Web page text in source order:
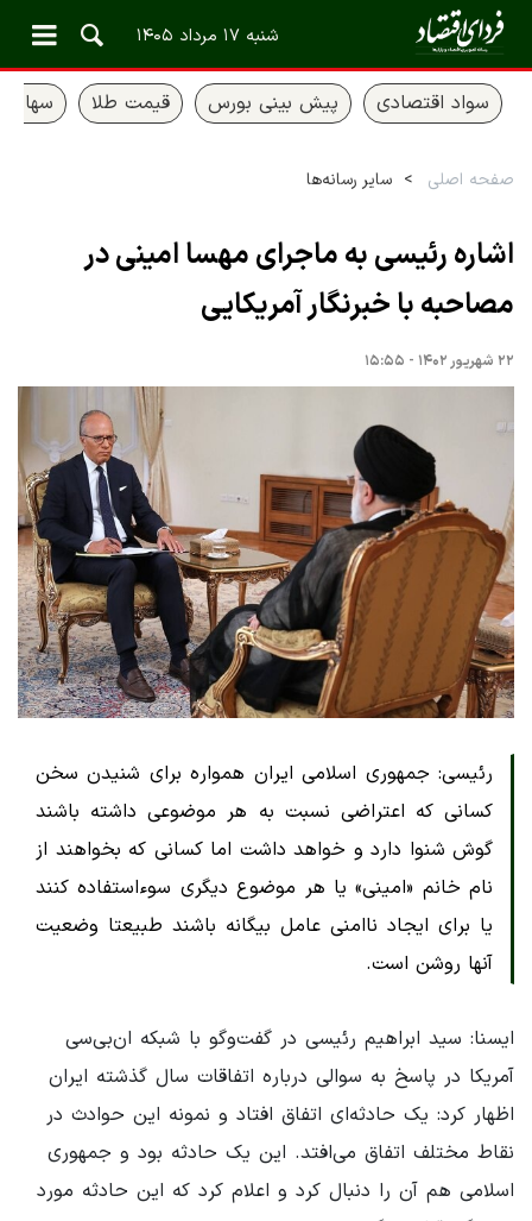
شنبه ۱۷ مرداد ۱۴۰۵
سواد اقتصادی پیش بینی بورس قیمت طلا سهام
صفحه اصلی سایر رسانه‌ها
اشاره رئیسی به ماجرای مهسا امینی در
مصاحبه با خبرنگار آمریکایی
۲۲ شهریور ۱۴۰۲ - ۱۵:۵۵
رئیسی: جمهوری اسلامی ایران همواره برای شنیدن سخن
کسانی که اعتراضی نسبت به هر موضوعی داشته باشند
گوش شنوا دارد و خواهد داشت اما کسانی که بخواهند از
نام خانم «امینی» یا هر موضوع دیگری سوءاستفاده کنند
یا برای ایجاد ناامنی عامل بیگانه باشند طبیعتا وضعیت
آنها روشن است.
ایسنا: سید ابراهیم رئیسی در گفت‌وگو با شبکه ان‌بی‌سی
آمریکا در پاسخ به سوالی درباره اتفاقات سال گذشته ایران
اظهار کرد: یک حادثه‌ای اتفاق افتاد و نمونه این حوادث در
نقاط مختلف اتفاق می‌افتد. این یک حادثه بود و جمهوری
اسلامی هم آن را دنبال کرد و اعلام کرد که این حادثه مورد